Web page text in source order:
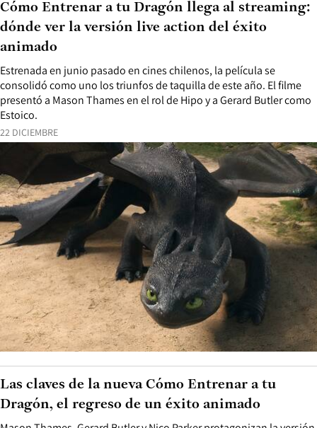
22 DICIEMBRE
Estrenada en junio pasado en cines chilenos, la película se
consolidó como uno los triunfos de taquilla de este año. El filme
presentó a Mason Thames en el rol de Hipo y a Gerard Butler como
Estoico.
Cómo Entrenar a tu Dragón llega al streaming:
dónde ver la versión live action del éxito
animado
Las claves de la nueva Cómo Entrenar a tu
Dragón, el regreso de un éxito animado